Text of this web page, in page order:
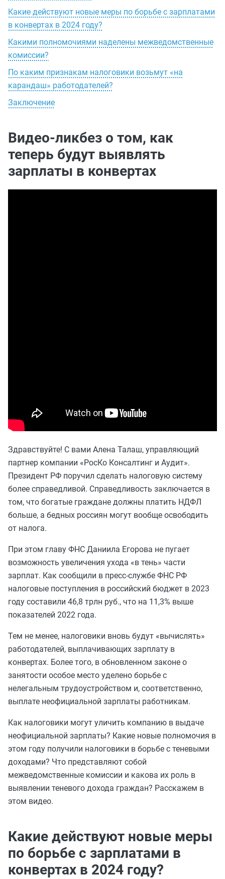
Какие действуют новые меры по борьбе с зарплатами
в конвертах в 2024 году?
Какими полномочиями наделены межведомственные
комиссии?
По каким признакам налоговики возьмут «на
карандаш» работодателей?
Заключение
Видео-ликбез о том, как
теперь будут выявлять
зарплаты в конвертах
Здравствуйте! С вами Алена Талаш, управляющий
партнер компании «РосКо Консалтинг и Аудит».
Президент РФ поручил сделать налоговую систему
более справедливой. Справедливость заключается в
том, что богатые граждане должны платить НДФЛ
больше, а бедных россиян могут вообще освободить
от налога.
При этом главу ФНС Даниила Егорова не пугает
возможность увеличения ухода «в тень» части
зарплат. Как сообщили в пресс-службе ФНС РФ
налоговые поступления в российский бюджет в 2023
году составили 46,8 трлн руб., что на 11,3% выше
показателей 2022 года.
Тем не менее, налоговики вновь будут «вычислять»
работодателей, выплачивающих зарплату в
конвертах. Более того, в обновленном законе о
занятости особое место уделено борьбе с
нелегальным трудоустройством и, соответственно,
выплате неофициальной зарплаты работникам.
Как налоговики могут уличить компанию в выдаче
неофициальной зарплаты? Какие новые полномочия в
этом году получили налоговики в борьбе с теневыми
доходами? Что представляют собой
межведомственные комиссии и какова их роль в
выявлении теневого дохода граждан? Расскажем в
этом видео.
Какие действуют новые меры
по борьбе с зарплатами в
конвертах в 2024 году?